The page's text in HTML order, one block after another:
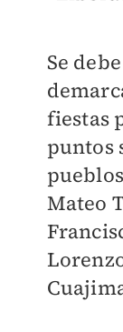
Se
fiestas
puntos
Mateo